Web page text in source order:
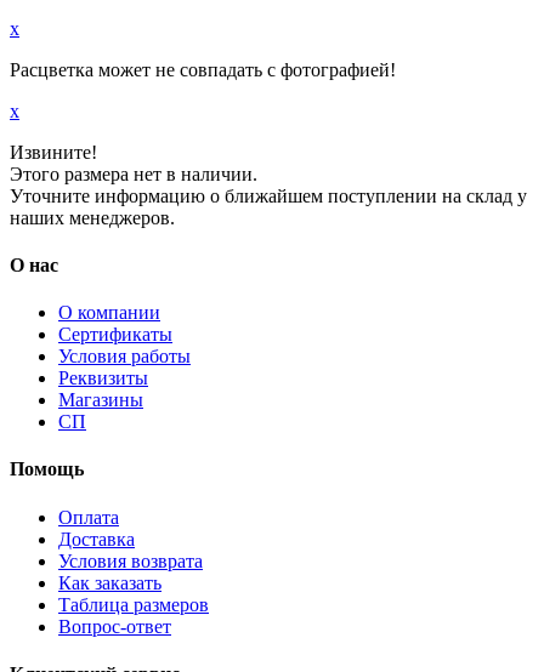
x
Расцветка может не совпадать с фотографией!
x
Извините!
Этого размера нет в наличии.
Уточните информацию о ближайшем поступлении на склад у
наших менеджеров.
О нас
О компании
Сертификаты
Условия работы
Реквизиты
Магазины
СП
Помощь
Оплата
Доставка
Условия возврата
Как заказать
Таблица размеров
Вопрос-ответ